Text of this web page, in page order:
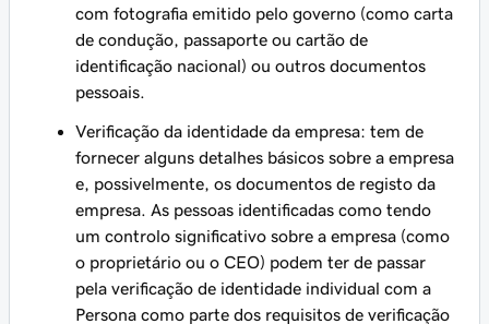
com fotografia emitido pelo governo (como carta
de condução, passaporte ou cartão de
identificação nacional) ou outros documentos
pessoais.
Verificação da identidade da empresa: tem de
fornecer alguns detalhes básicos sobre a empresa
e, possivelmente, os documentos de registo da
empresa. As pessoas identificadas como tendo
um controlo significativo sobre a empresa (como
o proprietário ou o CEO) podem ter de passar
pela verificação de identidade individual com a
Persona como parte dos requisitos de verificação